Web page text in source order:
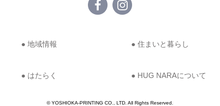
● 地域情報 ● 住まいと暮らし
● はたらく ● HUG NARAについて
© YOSHIOKA-PRINTING CO., LTD. All Rights Reserved.